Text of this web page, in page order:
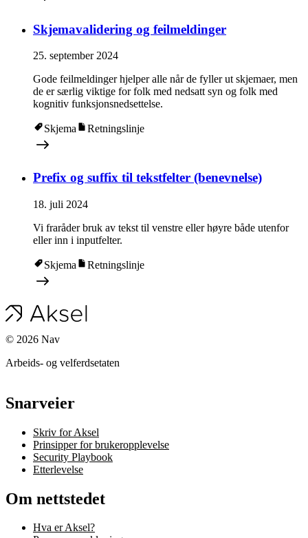
Skjemavalidering og feilmeldinger
25. september 2024
Gode feilmeldinger hjelper alle når de fyller ut skjemaer, men
de er særlig viktige for folk med nedsatt syn og folk med
kognitiv funksjonsnedsettelse.
Skjema Retningslinje
Prefix og suffix til tekstfelter (benevnelse)
18. juli 2024
Vi fraråder bruk av tekst til venstre eller høyre både utenfor
eller inn i inputfelter.
Skjema Retningslinje
© 2026 Nav
Arbeids- og velferdsetaten
Snarveier
Skriv for Aksel
Prinsipper for brukeropplevelse
Security Playbook
Etterlevelse
Om nettstedet
Hva er Aksel?